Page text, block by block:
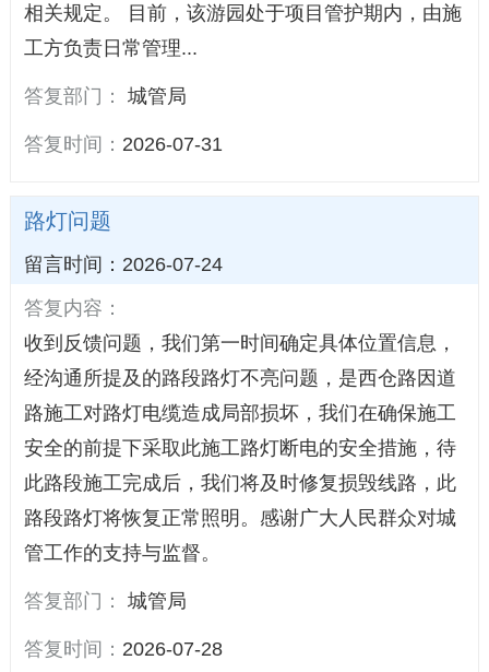
相关规定。 目前，该游园处于项目管护期内，由施
工方负责日常管理...
答复部门： 城管局
答复时间： 2026-07-31
路灯问题
留言时间：2026-07-24
答复内容：
收到反馈问题，我们第一时间确定具体位置信息，
经沟通所提及的路段路灯不亮问题，是西仓路因道
路施工对路灯电缆造成局部损坏，我们在确保施工
安全的前提下采取此施工路灯断电的安全措施，待
此路段施工完成后，我们将及时修复损毁线路，此
路段路灯将恢复正常照明。感谢广大人民群众对城
管工作的支持与监督。
答复部门： 城管局
答复时间： 2026-07-28